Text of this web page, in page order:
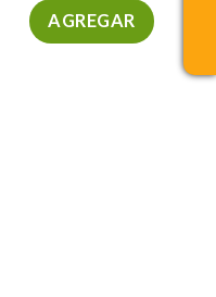
AGREGAR